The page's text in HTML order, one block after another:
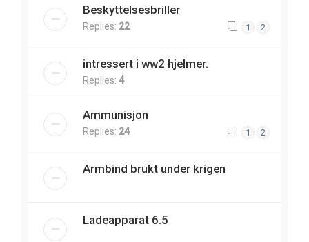
Beskyttelsesbriller
Replies: 22 1 2
intressert i ww2 hjelmer.
Replies: 4
Ammunisjon
Replies: 24 1 2
Armbind brukt under krigen
Ladeapparat 6.5